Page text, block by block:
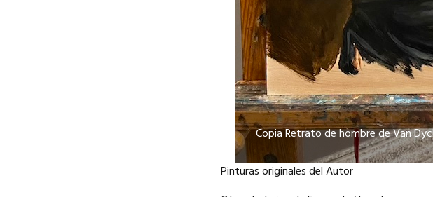
Copia Retrato de hombre de Van
Pinturas originales del Autor